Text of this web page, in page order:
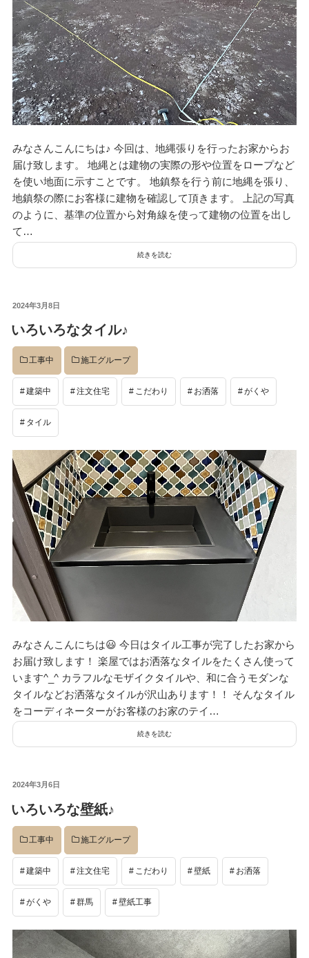
みなさんこんにちは♪ 今回は、地縄張りを行ったお家からお
届け致します。 地縄とは建物の実際の形や位置をロープなど
を使い地面に示すことです。 地鎮祭を行う前に地縄を張り、
地鎮祭の際にお客様に建物を確認して頂きます。 上記の写真
のように、基準の位置から対角線を使って建物の位置を出し
て…
続きを読む
投
日:
2024年3月8日
いろいろなタイル♪
工事中 施工グループ
建築中 注文住宅 こだわり お洒落 がくや
タイル
みなさんこんにちは😃 今日はタイル工事が完了したお家から
お届け致します！ 楽屋ではお洒落なタイルをたくさん使って
います^_^ カラフルなモザイクタイルや、和に合うモダンな
タイルなどお洒落なタイルが沢山あります！！ そんなタイル
をコーディネーターがお客様のお家のテイ…
続きを読む
投
日:
2024年3月6日
いろいろな壁紙♪
工事中 施工グループ
建築中 注文住宅 こだわり 壁紙 お洒落
がくや 群馬 壁紙工事